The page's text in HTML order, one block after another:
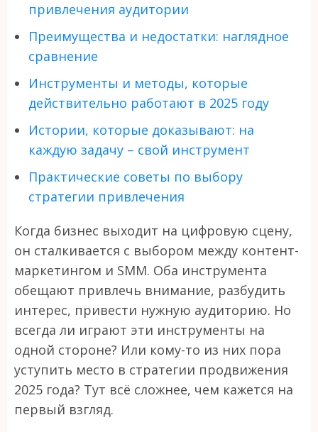
привлечения аудитории
Преимущества и недостатки: наглядное
сравнение
Инструменты и методы, которые
действительно работают в 2025 году
Истории, которые доказывают: на
каждую задачу – свой инструмент
Практические советы по выбору
стратегии привлечения
Когда бизнес выходит на цифровую сцену,
он сталкивается с выбором между контент-
маркетингом и SMM. Оба инструмента
обещают привлечь внимание, разбудить
интерес, привести нужную аудиторию. Но
всегда ли играют эти инструменты на
одной стороне? Или кому-то из них пора
уступить место в стратегии продвижения
2025 года? Тут всё сложнее, чем кажется на
первый взгляд.